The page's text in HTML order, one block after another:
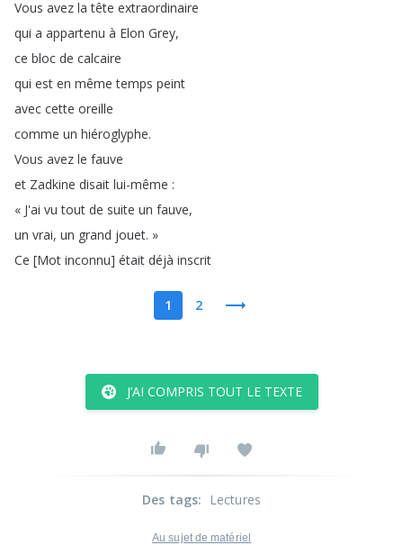
Vous avez la tête extraordinaire
qui a appartenu à Elon Grey,
ce bloc de calcaire
qui est en même temps peint
avec cette oreille
comme un hiéroglyphe.
Vous avez le fauve
et Zadkine disait lui-même :
« J'ai vu tout de suite un fauve,
un vrai, un grand jouet. »
Ce [Mot inconnu] était déjà inscrit
1 2
J’AI COMPRIS TOUT LE TEXTE
Des tags: Lectures
Au sujet de matériel